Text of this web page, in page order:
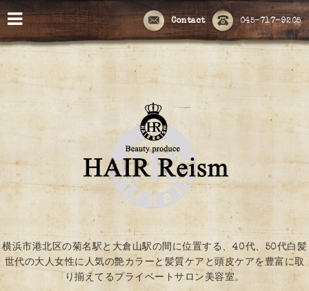
045-717-9205
Contact
横浜市港北区の菊名駅と大倉山駅の間に位置する、40代、50代白髪
世代の大人女性に人気の艶カラーと髪質ケアと頭皮ケアを豊富に取
り揃えてるプライベートサロン美容室。